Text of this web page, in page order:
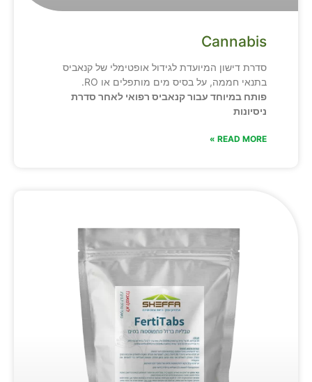
Cannabis
סדרת דישון המיועדת לגידול אופטימלי של קנאביס
בתנאי חממה, על בסיס מים מותפלים או RO.
פותח במיוחד עבור קנאביס רפואי לאחר סדרת
ניסיונות
READ MORE »